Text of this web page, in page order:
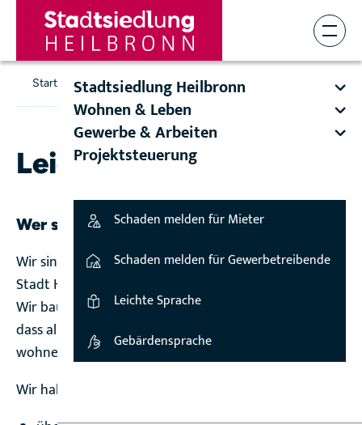
Stadtsiedlung Heilbronn
Wohnen & Leben
Gewerbe & Arbeiten
Projektsteuerung
Schaden melden für Mieter
Schaden melden für Gewerbetreibende
Leichte Sprache
Gebärdensprache
Startseite Leichte Sprache
Leichte Sprache
Wer sind wir?
Wir sind die Stadtsiedlung Heilbronn. Wir gehören zur
Stadt Heilbronn.
Wir bauen und vermieten Wohnungen. Wir möchten,
dass alle Menschen in Heilbronn gut und günstig
wohnen können.
Wir haben: